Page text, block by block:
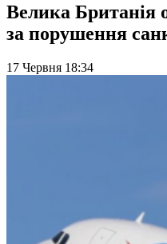
Велика Британія
за порушення
17 Червня 18:34